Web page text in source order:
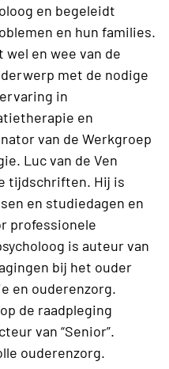
en begeleidt
en hun families.
en wee van de
met de nodige
in
en
van de Werkgroep
Luc van de Ven
tijdschriften. Hij is
en studiedagen en
professionele
is auteur van
bij het ouder
en ouderenzorg.
de raadpleging
van “Senior”.
ouderenzorg.